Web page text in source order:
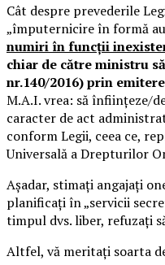
Cât despre prevederile
„împuternicire în formă
numiri în funcții
chiar de către ministru
nr.140/2016) prin
M.A.I. vrea: să înființeze/
caracter de act
conform Legii, ceea ce,
Universală a Drepturilor
Așadar, stimați angajați
planificați în „servicii
timpul dvs. liber, refuzați
Altfel, vă meritați soarta